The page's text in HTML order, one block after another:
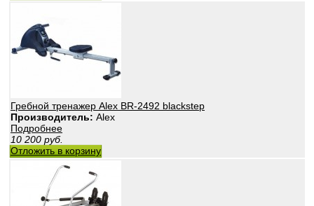
Гребной тренажер Alex BR-2492 blackstep
Производитель: Alex
Подробнее
10 200 руб.
Отложить в корзину